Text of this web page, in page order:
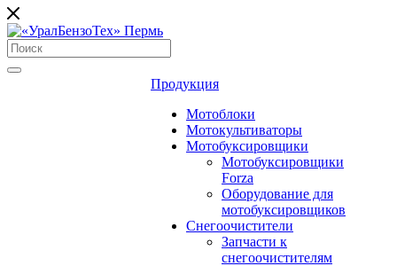
Продукция
Мотоблоки
Мотокультиваторы
Мотобуксировщики
Мотобуксировщики
Forza
Оборудование для
мотобуксировщиков
Снегоочистители
Запчасти к
снегоочистителям